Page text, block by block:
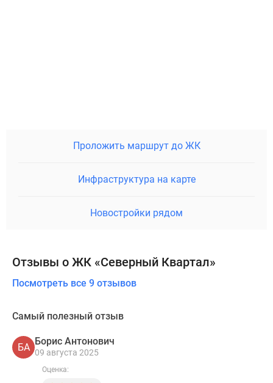
Проложить маршрут до ЖК
Инфраструктура на карте
Новостройки рядом
Отзывы о ЖК «Северный Квартал»
Посмотреть все 9 отзывов
Самый полезный отзыв
БА
Борис Антонович
09 августа 2025
Оценка: